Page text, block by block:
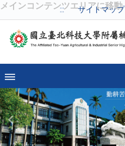
メインコンテンツエリアに移動
::: サイトマップ
Previous